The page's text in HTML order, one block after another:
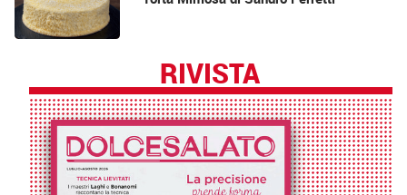
RIVISTA